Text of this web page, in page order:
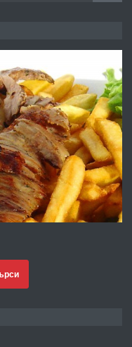
преди 1 година
работници
преди 1 година
стъпките на Ангел